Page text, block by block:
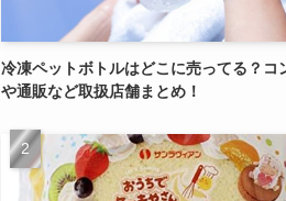
冷凍ペットボトルはどこに売ってる？コ
や通販など取扱店舗まとめ！